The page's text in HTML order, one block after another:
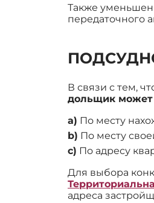
Также уменьшен
передаточного
В связи с тем,
дольщик может
a) По месту
b) По месту
c) По адресу
Для выбора
адреса